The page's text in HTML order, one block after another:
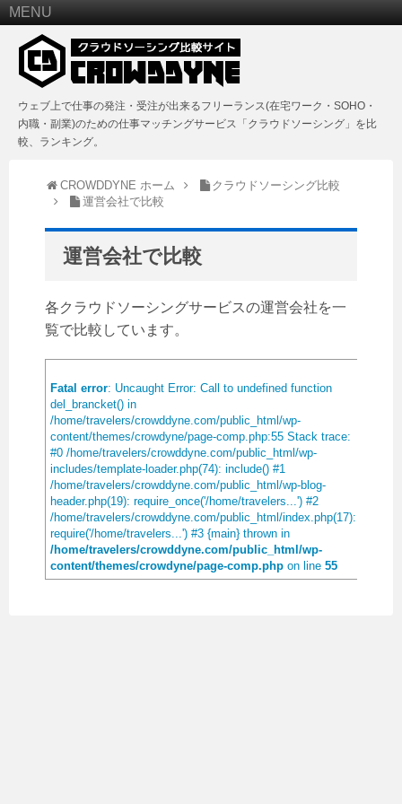
MENU
ウェブ上で仕事の発注・受注が出来るフリーランス(在宅ワーク・SOHO・
内職・副業)のための仕事マッチングサービス「クラウドソーシング」を比
較、ランキング。
CROWDDYNE ホーム
クラウドソーシング比較
運営会社で比較
運営会社で比較
各クラウドソーシングサービスの運営会社を一
覧で比較しています。
Fatal error: Uncaught Error: Call to undefined function
del_brancket() in
/home/travelers/crowddyne.com/public_html/wp-
content/themes/crowdyne/page-comp.php:55 Stack trace:
#0 /home/travelers/crowddyne.com/public_html/wp-
includes/template-loader.php(74): include() #1
/home/travelers/crowddyne.com/public_html/wp-blog-
header.php(19): require_once('/home/travelers...') #2
/home/travelers/crowddyne.com/public_html/index.php(17):
require('/home/travelers...') #3 {main} thrown in
/home/travelers/crowddyne.com/public_html/wp-
content/themes/crowdyne/page-comp.php on line 55